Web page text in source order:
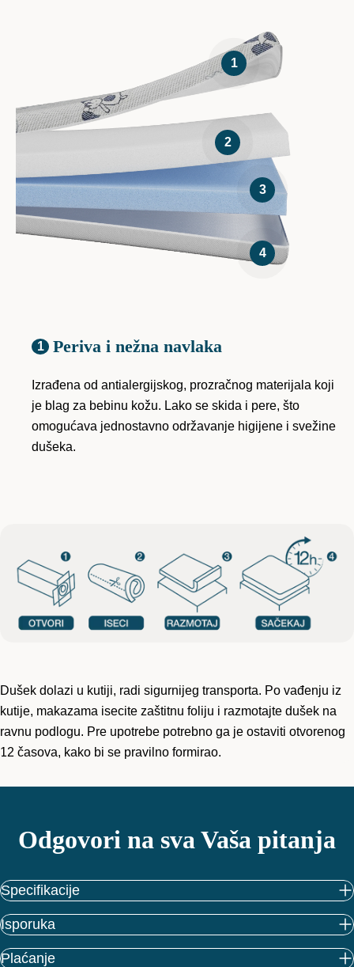
1
2
3
4
1 Periva i nežna navlaka
Izrađena od antialergijskog, prozračnog materijala koji
je blag za bebinu kožu. Lako se skida i pere, što
omogućava jednostavno održavanje higijene i svežine
dušeka.
Dušek dolazi u kutiji, radi sigurnijeg transporta. Po vađenju iz
kutije, makazama isecite zaštitnu foliju i razmotajte dušek na
ravnu podlogu. Pre upotrebe potrebno ga je ostaviti otvorenog
12 časova, kako bi se pravilno formirao.
Odgovori na sva Vaša pitanja
Specifikacije
Isporuka
Plaćanje